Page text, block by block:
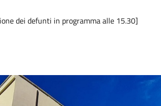
dei defunti in programma alle 15.30]